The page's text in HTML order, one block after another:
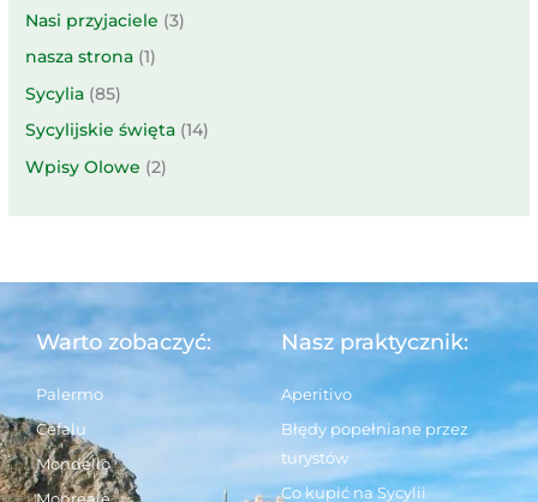
Nasi przyjaciele (3)
nasza strona (1)
Sycylia (85)
Sycylijskie święta (14)
Wpisy Olowe (2)
Warto zobaczyć:
Palermo
Cefalu
Mondello
Monreale
Nasz praktycznik:
Aperitivo
Błędy popełniane przez
turystów
Co kupić na Sycylii